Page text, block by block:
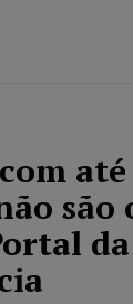
são
da